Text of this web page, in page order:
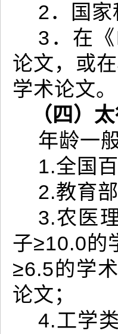
2．国
3．在
论文，或
学术论文。
（四）
年龄一
1.全国
2.教育
3.农医
子≥10.0的
≥6.5的学
论文；
4.工学